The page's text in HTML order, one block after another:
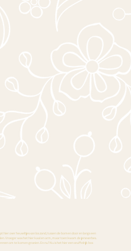
hier over heuveltjes van los zand, tussen de bomen door en langs een
Vroeger was het hier kaal en arm, maar toen kwam de jeneverbes.
om te komen groeien. En nu? Nu is het hier een snuffelrijk bos